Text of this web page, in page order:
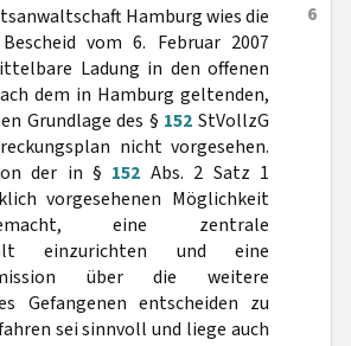
6
Hamburg wies die
vom 6. Februar 2007
Ladung in den offenen
dem in Hamburg geltenden,
Grundlage des § 152 StVollzG
nicht vorgesehen.
der in § 152 Abs. 2 Satz 1
vorgesehenen Möglichkeit
eine zentrale
einzurichten und eine
über die weitere
Gefangenen entscheiden zu
sei sinnvoll und liege auch